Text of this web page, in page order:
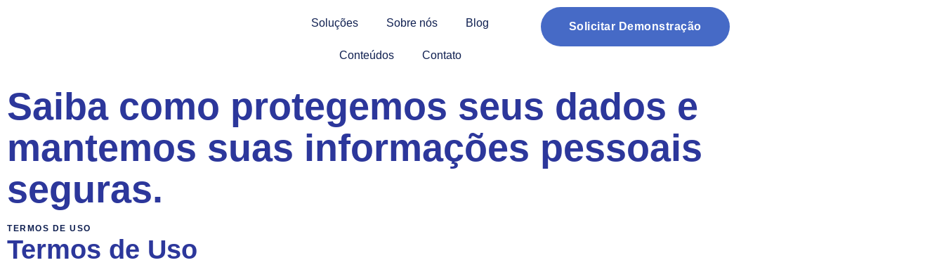
Soluções Sobre nós Blog
Conteúdos Contato
Solicitar Demonstração
Saiba como protegemos seus dados e
mantemos suas informações pessoais
seguras.
TERMOS DE USO
Termos de Uso